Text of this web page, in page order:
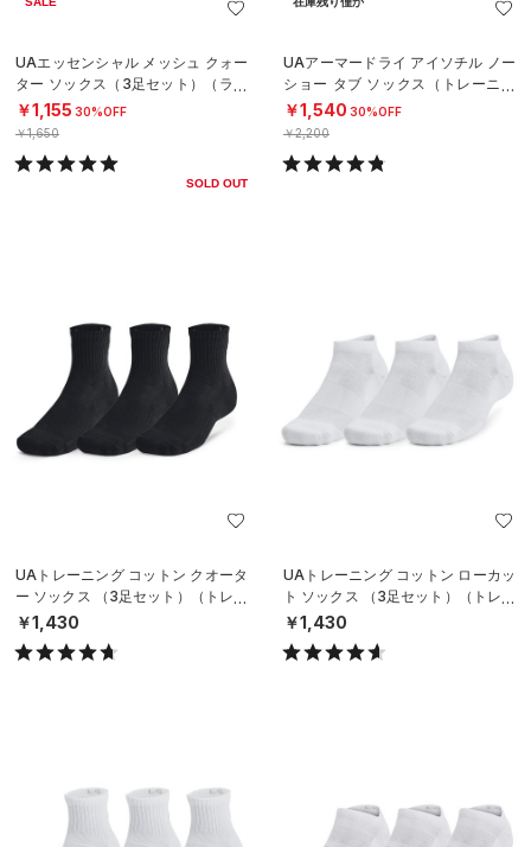
UAエッセンシャル メッシュ クォー
ター ソックス（3足セット）（ライ
フスタイル/UNISEX）
￥1,155 30%OFF
￥1,650
SOLD OUT
UAアーマードライ アイソチル ノー
ショー タブ ソックス（トレーニン
グ/UNISEX）
￥1,540 30%OFF
￥2,200
UAトレーニング コットン クオータ
ー ソックス （3足セット）（トレー
ニング/UNISEX）
￥1,430
UAトレーニング コットン ローカッ
ト ソックス （3足セット）（トレー
ニング/UNISEX）
￥1,430